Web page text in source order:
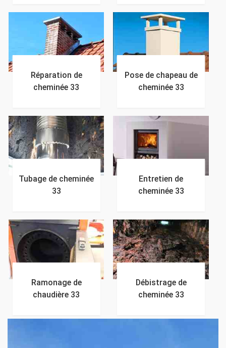
Réparation de
cheminée 33
Pose de chapeau de
cheminée 33
Tubage de cheminée
33
Entretien de
cheminée 33
Ramonage de
chaudière 33
Débistrage de
cheminée 33